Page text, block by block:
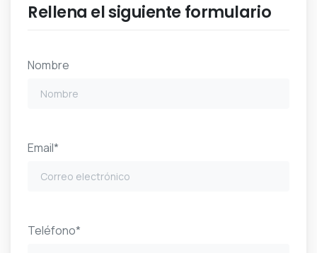
Rellena el siguiente formulario
Nombre
Email*
Teléfono*